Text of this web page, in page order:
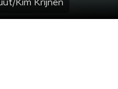
Kim Krijnen